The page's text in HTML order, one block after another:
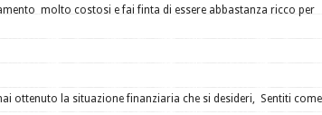
molto costosi e fai finta di essere abbastanza ricco per
ottenuto la situazione finanziaria che si desideri, Sentiti come